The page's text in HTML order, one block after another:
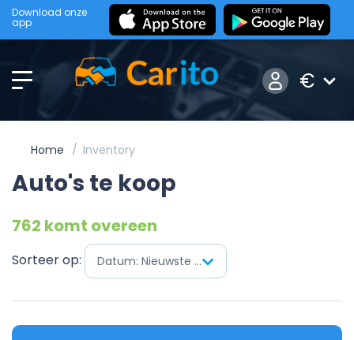
Download onze
app
€
Home Inventory
Auto's te koop
762 komt overeen
Sorteer op: Datum: Nieuwste eerst